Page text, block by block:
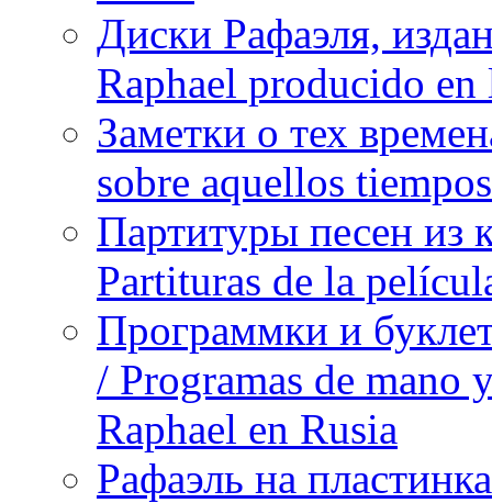
Диски Рафаэля,
Raphael producido en
Заметки о тех
sobre aquellos
Партитуры песен из
Partituras de la
Программки и
/ Programas de mano
Raphael en Rusia
Рафаэль на